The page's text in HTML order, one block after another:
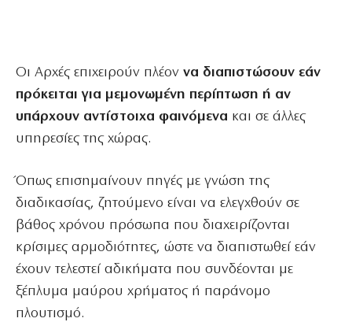
Οι Αρχές επιχειρούν πλέον να διαπιστώσουν εάν
πρόκειται για μεμονωμένη περίπτωση ή αν
υπάρχουν αντίστοιχα φαινόμενα και σε άλλες
υπηρεσίες της χώρας.
Όπως επισημαίνουν πηγές με γνώση της
διαδικασίας, ζητούμενο είναι να ελεγχθούν σε
βάθος χρόνου πρόσωπα που διαχειρίζονται
κρίσιμες αρμοδιότητες, ώστε να διαπιστωθεί εάν
έχουν τελεστεί αδικήματα που συνδέονται με
ξέπλυμα μαύρου χρήματος ή παράνομο
πλουτισμό.